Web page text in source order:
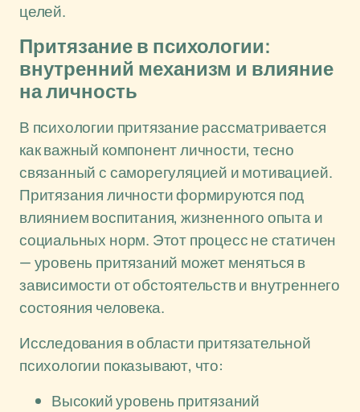
целей.
Притязание в психологии:
внутренний механизм и влияние
на личность
В психологии притязание рассматривается
как важный компонент личности, тесно
связанный с саморегуляцией и мотивацией.
Притязания личности формируются под
влиянием воспитания, жизненного опыта и
социальных норм. Этот процесс не статичен
— уровень притязаний может меняться в
зависимости от обстоятельств и внутреннего
состояния человека.
Исследования в области притязательной
психологии показывают, что:
Высокий уровень притязаний